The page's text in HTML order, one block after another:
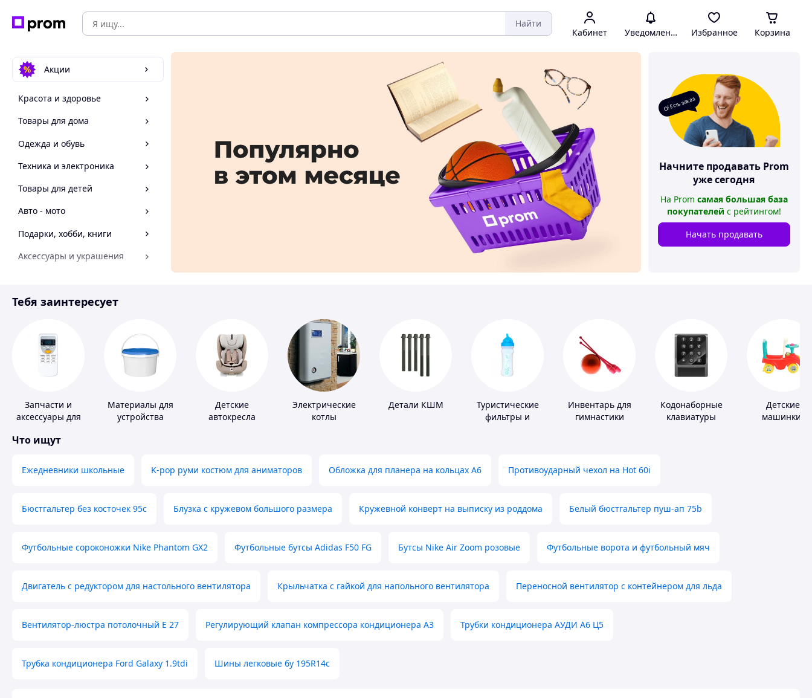
Найти
Кабинет Уведомления Избранное Корзина
Акции
Красота и здоровье
Товары для дома
Одежда и обувь
Техника и электроника
Товары для детей
Авто - мото
Подарки, хобби, книги
Аксессуары и украшения
Спорт и отдых
О! Есть заказ
Начните продавать Prom
уже сегодня
На Prom самая большая база
покупателей с рейтингом!
Начать продавать
Тебя заинтересует
Запчасти и
аксессуары для
кондиционеров
Материалы для
устройства
Детские
автокресла
Электрические
котлы
Детали КШМ
Туристические
фильтры и
Инвентарь для
гимнастики
Кодонаборные
клавиатуры
Детские
машинки-
Что ищут
Ежедневники школьные K-pop руми костюм для аниматоров Обложка для планера на кольцах А6 Противоударный чехол на Hot 60i
Бюстгальтер без косточек 95с Блузка с кружевом большого размера Кружевной конверт на выписку из роддома Белый бюстгальтер пуш-ап 75b
Футбольные сороконожки Nike Phantom GX2 Футбольные бутсы Adidas F50 FG Бутсы Nike Air Zoom розовые Футбольные ворота и футбольный мяч
Двигатель с редуктором для настольного вентилятора Крыльчатка с гайкой для напольного вентилятора Переносной вентилятор с контейнером для льда
Вентилятор-люстра потолочный E 27 Регулирующий клапан компрессора кондиционера А3 Трубки кондиционера АУДИ А6 Ц5
Трубка кондиционера Ford Galaxy 1.9tdi Шины легковые бу 195R14c